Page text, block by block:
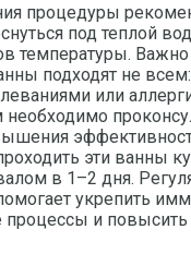
процедуры
под теплой
температуры. Важно
подходят не
или
эти ванны
в 1–2 дня.
укрепить
процессы и